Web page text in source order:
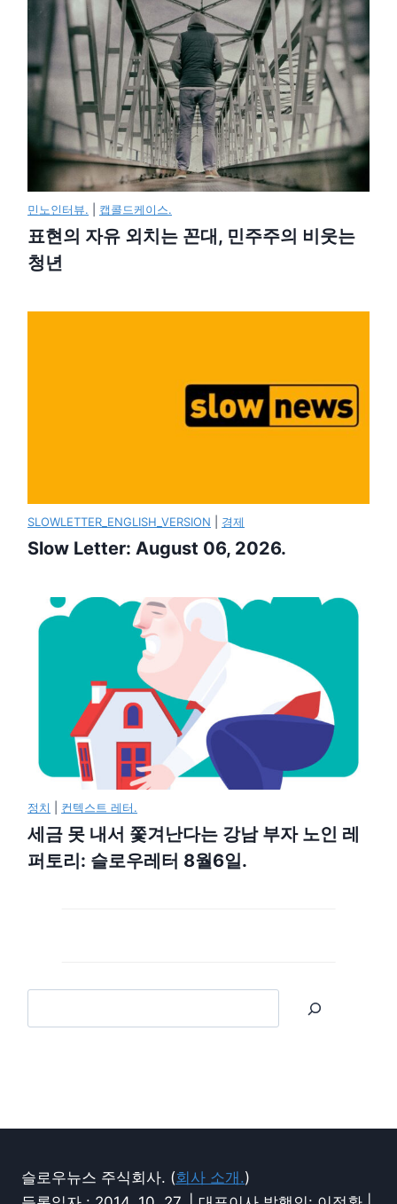
민노인터뷰. 캡콜드케이스.
표현의 자유 외치는 꼰대, 민주주의 비웃는
청년
SLOWLETTER_ENGLISH_VERSION 경제
Slow Letter: August 06, 2026.
정치 컨텍스트 레터.
세금 못 내서 쫓겨난다는 강남 부자 노인 레
퍼토리: 슬로우레터 8월6일.
슬로우뉴스 주식회사. (회사 소개.)